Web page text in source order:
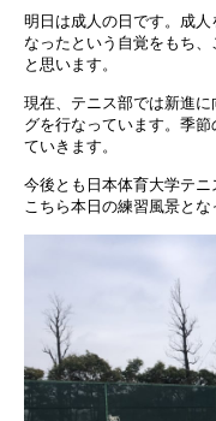
明日は成人の日です。成
なったという自覚をもち
と思います。
現在、テニス部では新進
グを行なっています。季
ていきます。
今後とも日本体育大学テニ
こちら本日の練習風景とな